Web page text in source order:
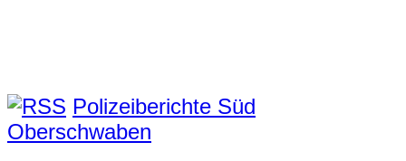
Polizeiberichte Süd
Oberschwaben